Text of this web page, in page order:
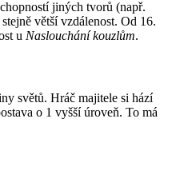
jiných tvorů (např.
větší vzdálenost. Od 16.
u Naslouchání kouzlům.
světů. Hráč majitele si hází
o 1 vyšší úroveň. To má